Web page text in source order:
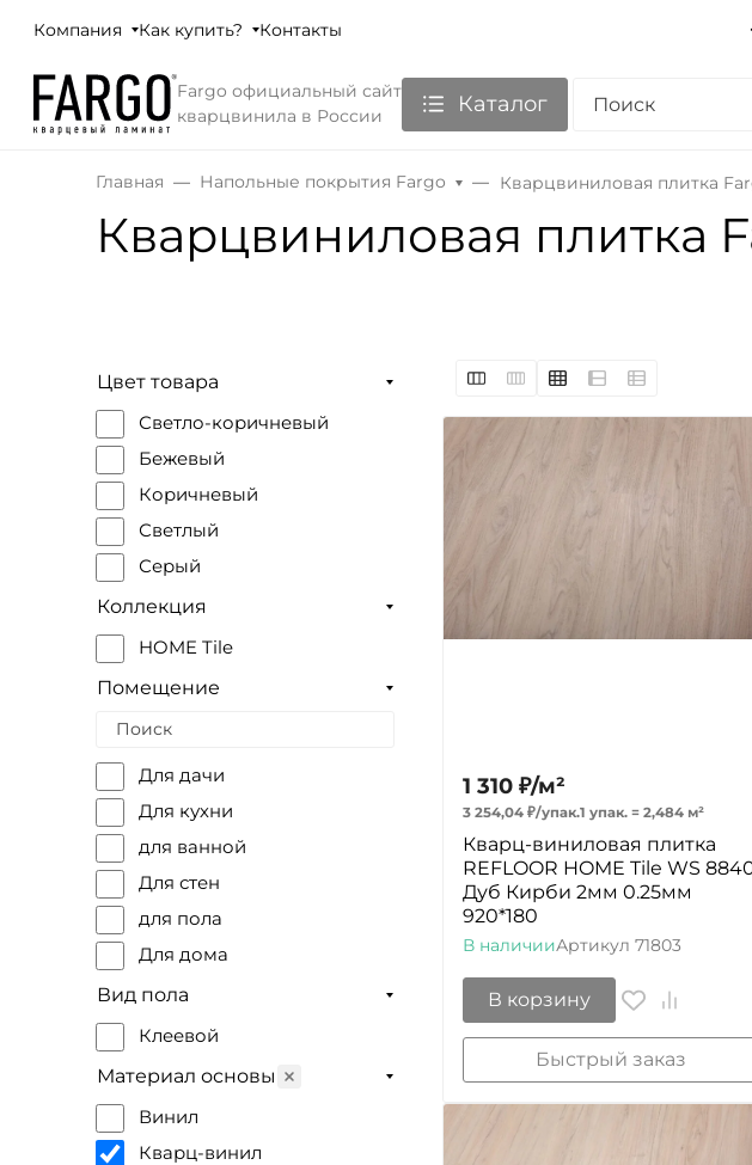
Компания Как купить? Контакты
Fargo официальный сайт
кварцвинила в России
Каталог
Главная Напольные покрытия Fargo Кварцвиниловая плитка
Кварцвиниловая плитка
Цвет товара
Светло-коричневый
Бежевый
Коричневый
Светлый
Серый
Коллекция
HOME Tile
Помещение
Для дачи
Для кухни
для ванной
Для стен
для пола
Для дома
Вид пола
Клеевой
Материал основы
Винил
Кварц-винил
1 310 ₽/м²
3 254,04 ₽/упак.1 упак. = 2,484 м²
Кварц-виниловая плитка
REFLOOR HOME Tile WS
Дуб Кирби 2мм 0.25мм
920*180
В наличииАртикул 71803
В корзину
Быстрый заказ